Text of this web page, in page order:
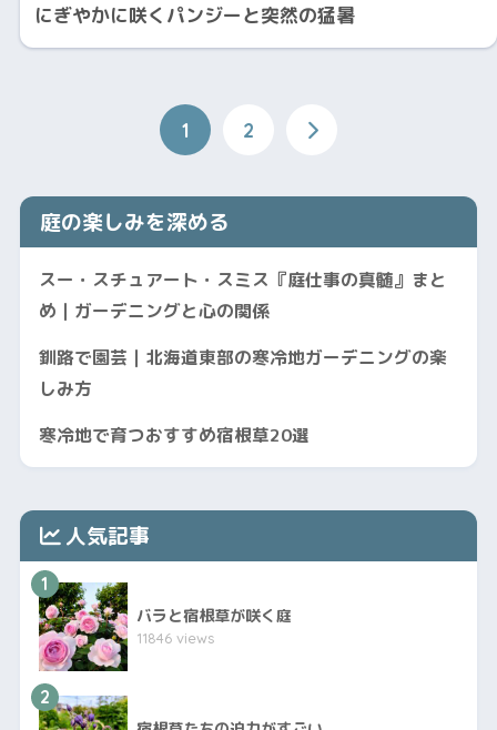
にぎやかに咲くパンジーと突然の猛暑
1 2
庭の楽しみを深める
スー・スチュアート・スミス『庭仕事の真髄』まと
め｜ガーデニングと心の関係
釧路で園芸｜北海道東部の寒冷地ガーデニングの楽
しみ方
寒冷地で育つおすすめ宿根草20選
人気記事
1
バラと宿根草が咲く庭
11846 views
2